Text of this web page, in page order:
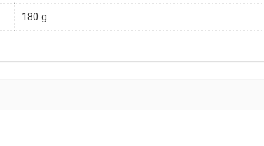
180 g